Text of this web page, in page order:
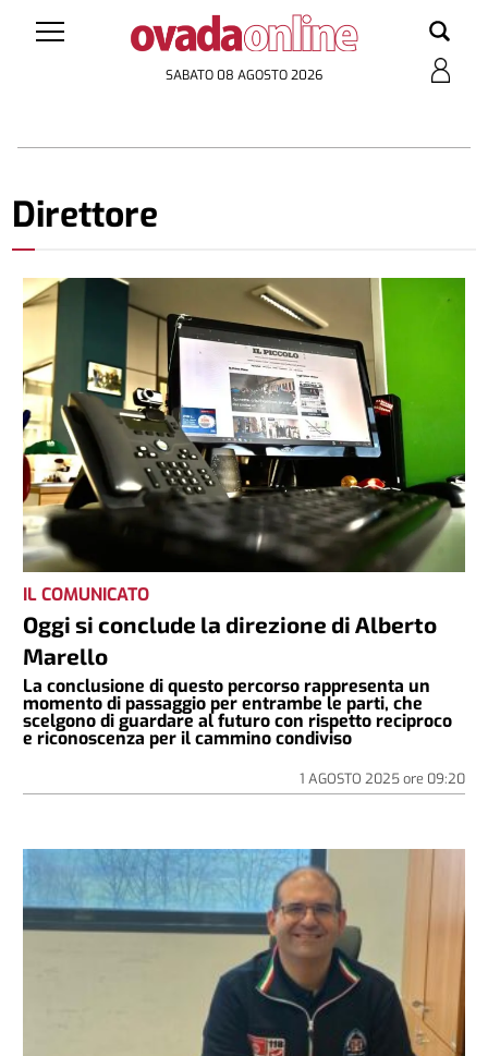
SABATO 08 AGOSTO 2026
Direttore
IL COMUNICATO
Oggi si conclude la direzione di Alberto
Marello
La conclusione di questo percorso rappresenta un
momento di passaggio per entrambe le parti, che
scelgono di guardare al futuro con rispetto reciproco
e riconoscenza per il cammino condiviso
1 AGOSTO 2025ore 09:20